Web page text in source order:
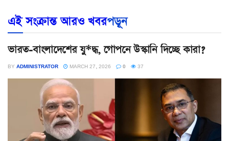
এই সংক্রান্ত আরও খবরপড়ূন
ভারত-বাংলাদেশের যু*দ্ধ, গোপনে উস্কানি দিচ্ছে কারা?
BY ADMINISTRATOR MARCH 27, 2026 0 37